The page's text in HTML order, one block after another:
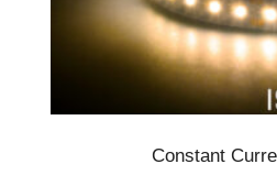
Constant